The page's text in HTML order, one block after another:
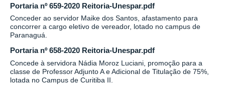
Portaria nº 659-2020 Reitoria-Unespar.pdf
Conceder ao servidor Maike dos Santos, afastamento para
concorrer a cargo eletivo de vereador, lotado no campus de
Paranaguá.
Portaria nº 658-2020 Reitoria-Unespar.pdf
Concede à servidora Nádia Moroz Luciani, promoção para a
classe de Professor Adjunto A e Adicional de Titulação de 75%,
lotada no Campus de Curitiba II.